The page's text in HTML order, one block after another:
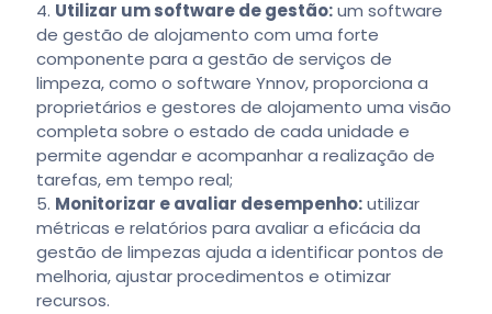
Utilizar um software de gestão:um software
de gestão de alojamento com uma forte
componente para a gestão de serviços de
limpeza, como o software Ynnov, proporciona a
proprietários e gestores de alojamento uma visão
completa sobre o estado de cada unidade e
permite agendar e acompanhar a realização de
tarefas, em tempo real;
Monitorizar e avaliar desempenho:utilizar
métricas e relatórios para avaliar a eficácia da
gestão de limpezas ajuda a identificar pontos de
melhoria, ajustar procedimentos e otimizar
recursos.